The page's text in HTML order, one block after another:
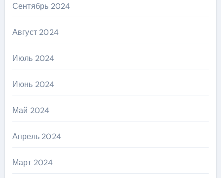
Сентябрь 2024
Август 2024
Июль 2024
Июнь 2024
Май 2024
Апрель 2024
Март 2024